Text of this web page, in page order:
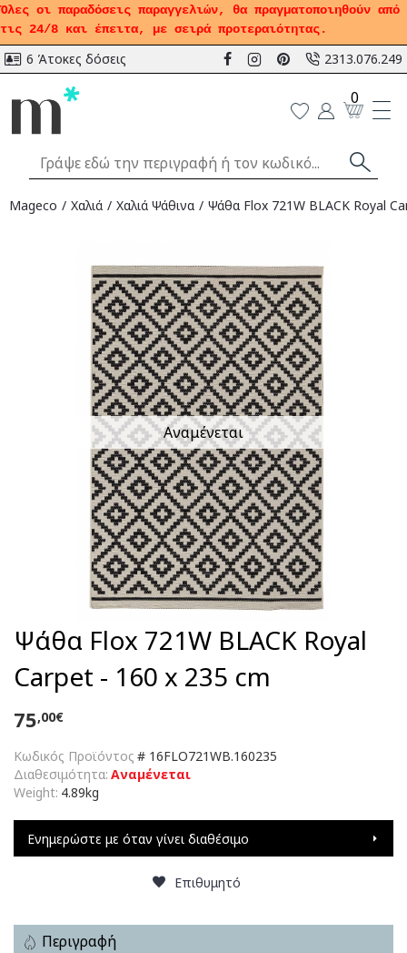
Όλες οι παραδόσεις παραγγελιών, θα πραγματοποιηθούν από
τις 24/8 και έπειτα, με σειρά προτεραιότητας.
6 Άτοκες δόσεις 2313.076.249
0
Mageco Χαλιά Χαλιά Ψάθινα Ψάθα Flox 721W BLACK Royal
Αναμένεται
Ψάθα Flox 721W BLACK Royal
Carpet - 160 x 235 cm
Κωδικός Προϊόντος # 16FLO721WB.160235
Διαθεσιμότητα: Αναμένεται
Weight: 4.89kg
75,00€
Ενημερώστε με όταν γίνει διαθέσιμο
Επιθυμητό
Περιγραφή